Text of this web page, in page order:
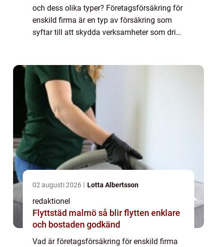
och dess olika typer? Företagsförsäkring för
enskild firma är en typ av försäkring som
syftar till att skydda verksamheter som drivs
02 augusti 2026 Lotta Albertsson
redaktionel
Flyttstäd malmö så blir flytten enklare
och bostaden godkänd
Vad är företagsförsäkring för enskild firma